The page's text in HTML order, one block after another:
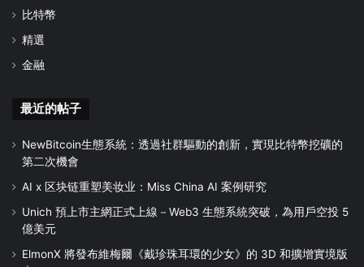
比特幣
精選
金融
最近的帖子
NewBitcoin生態系統：透過社群驅動的創新，實現比特幣挖礦的
第二次機會
AI x 区块链重塑美妆业：Miss China AI 案例研究
Unich 預上市主網正式上線－Web3 生態系統突破，為用戶空投 5
億美元
ElmonX 將發布維梅爾《戴珍珠耳環的少女》的 3D 和擴增實境版